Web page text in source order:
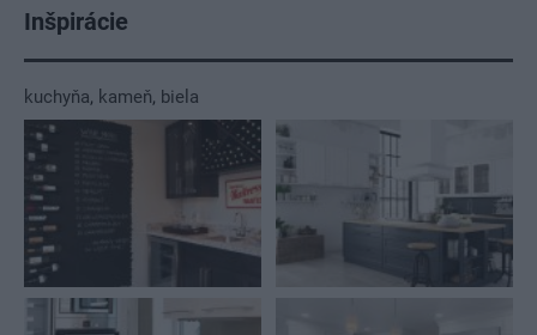
Inšpirácie
kuchyňa, kameň, biela